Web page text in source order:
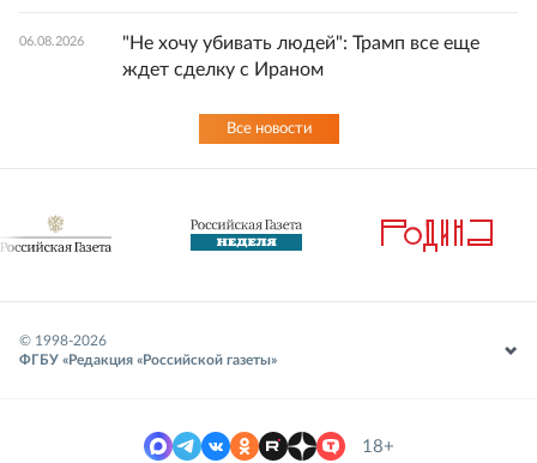
06.08.2026
"Не хочу убивать людей": Трамп все еще
ждет сделку с Ираном
Все новости
© 1998-2026
ФГБУ «Редакция «Российской газеты»
18+